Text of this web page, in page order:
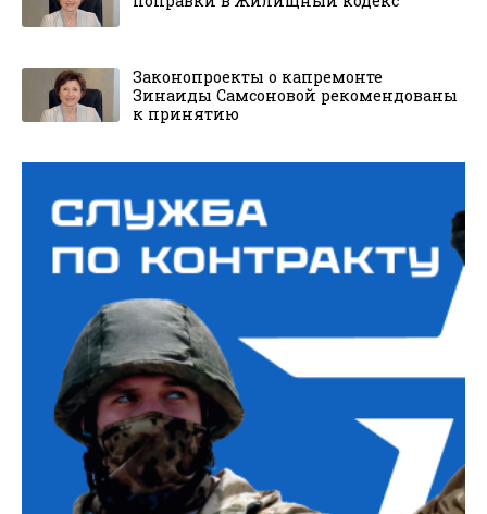
Законопроекты о капремонте
Зинаиды Самсоновой рекомендованы
к принятию